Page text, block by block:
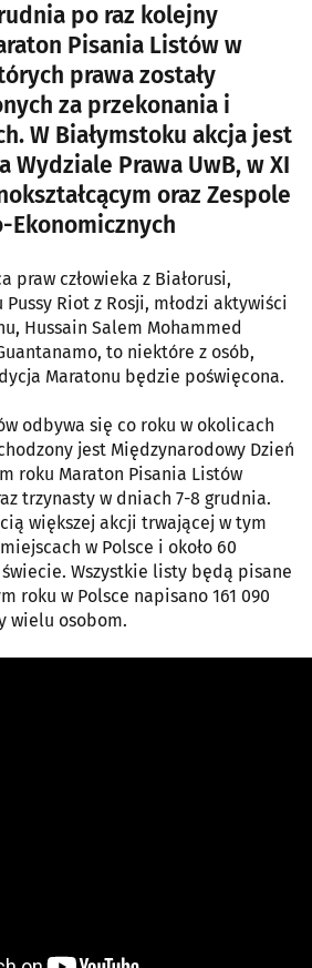
po raz kolejny
Pisania Listów w
prawa zostały
za przekonania i
W Białymstoku akcja jest
Wydziale Prawa UwB, w XI
oraz Zespole
Ekonomicznych
praw człowieka z Białorusi,
Pussy Riot z Rosji, młodzi aktywiści
Hussain Salem Mohammed
to niektóre z osób,
Maratonu będzie poświęcona.
odbywa się co roku w okolicach
jest Międzynarodowy Dzień
roku Maraton Pisania Listów
trzynasty w dniach 7-8 grudnia.
większej akcji trwającej w tym
w Polsce i około 60
Wszystkie listy będą pisane
roku w Polsce napisano 161 090
wielu osobom.